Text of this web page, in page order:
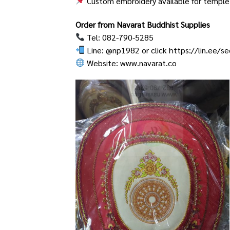
Order from Navarat Buddhist Supplies
Tel: 082-790-5285
Line: @np1982 or clickhttps://lin.ee/
Website:www.navarat.co